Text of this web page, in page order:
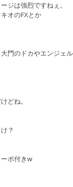
ジは強烈ですねぇ。
オのFXとか
門のドカやエンジェ
どね。
？
ボ付きw